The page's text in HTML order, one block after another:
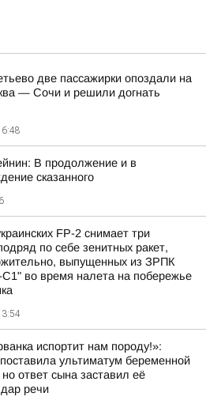
две пассажирки опоздали на
— Сочи и решили догнать
В продолжение и в
сказанного
FP-2 снимает три
по себе зенитных ракет,
выпущенных из ЗРПК
во время налета на побережье
испортит нам породу!»:
ультиматум беременной
но ответ сына заставил её
речи